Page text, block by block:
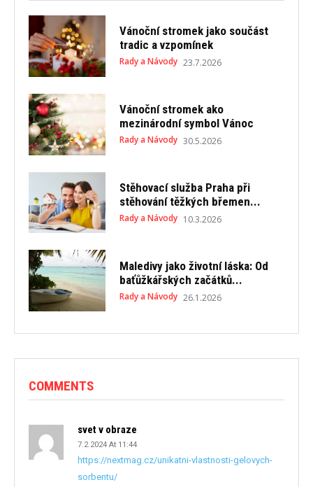
Vánoční stromek jako součást
tradic a vzpomínek
Rady a Návody 23.7.2026
Vánoční stromek ako
mezinárodní symbol Vánoc
Rady a Návody 30.5.2026
Stěhovací služba Praha při
stěhování těžkých břemen...
Rady a Návody 10.3.2026
Maledivy jako životní láska: Od
baťůžkářských začátků...
Rady a Návody 26.1.2026
COMMENTS
svet v obraze
7.2.2024 At 11:44
https://nextmag.cz/unikatni-vlastnosti-gelovych-
sorbentu/